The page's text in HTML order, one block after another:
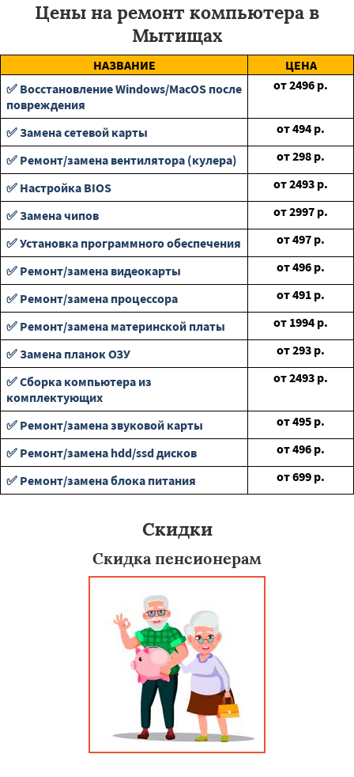
Цены на ремонт компьютера в
Мытищах
НАЗВАНИЕ
ЦЕНА
✅ Восстановление Windows/MacOS после
повреждения
от2496 р.
✅ Замена сетевой карты от494 р.
✅ Ремонт/замена вентилятора (кулера)
от298 р.
✅ Настройка BIOS
от2493 р.
✅ Замена чипов
от2997 р.
✅ Установка программного обеспечения
от497 р.
✅ Ремонт/замена видеокарты
от496 р.
✅ Ремонт/замена процессора
от491 р.
✅ Ремонт/замена материнской платы
от 1994 р.
✅ Замена планок ОЗУ
от293 р.
✅ Сборка компьютера из
комплектующих
от2493 р.
✅ Ремонт/замена звуковой карты от495 р.
✅ Ремонт/замена hdd/ssd дисков
от496 р.
✅ Ремонт/замена блока питания
от699 р.
Скидки
Скидка пенсионерам